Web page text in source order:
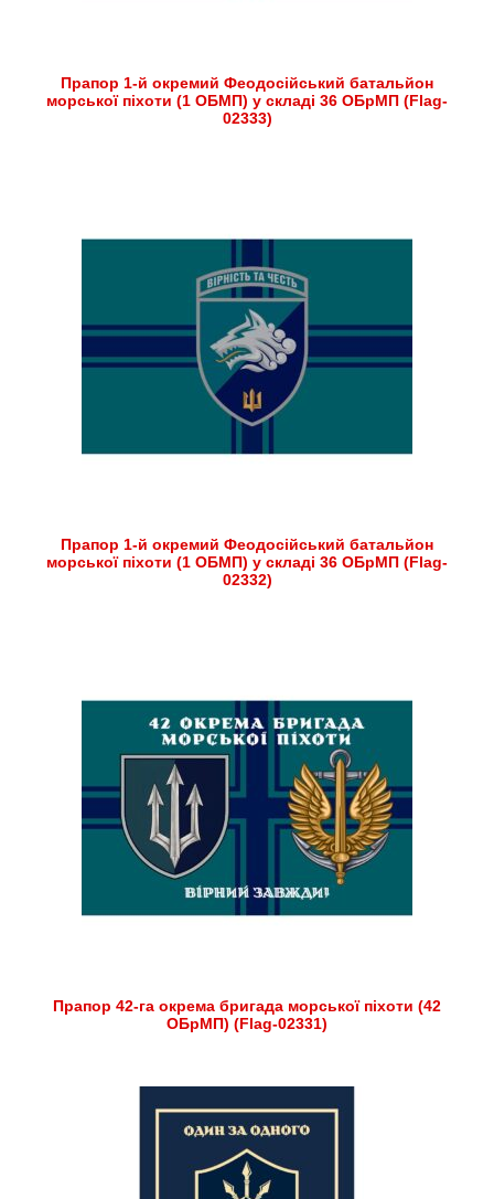
Прапор 1-й окремий Феодосійський батальйон
морської піхоти (1 ОБМП) у складі 36 ОБрМП (Flag-
02333)
Прапор 1-й окремий Феодосійський батальйон
морської піхоти (1 ОБМП) у складі 36 ОБрМП (Flag-
02332)
Прапор 42-га окрема бригада морської піхоти (42
ОБрМП) (Flag-02331)